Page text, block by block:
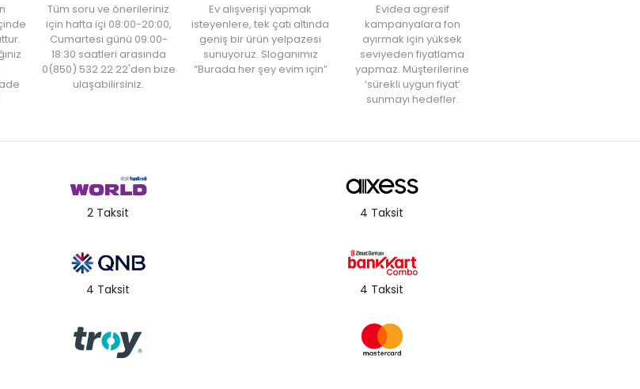
Tüm soru ve önerileriniz
için hafta içi 08:00-20:00,
Cumartesi günü 09:00-
18:30 saatleri arasında
0(850) 532 22 22'den bize
ulaşabilirsiniz.
Ev alışverişi yapmak
isteyenlere, tek çatı altında
geniş bir ürün yelpazesi
sunuyoruz. Sloganımız
“Burada her şey evim için”
Evidea agresif
kampanyalara fon
ayırmak için yüksek
seviyeden fiyatlama
yapmaz. Müşterilerine
‘sürekli uygun fiyat’
sunmayı hedefler.
2 Taksit 4 Taksit
4 Taksit 4 Taksit